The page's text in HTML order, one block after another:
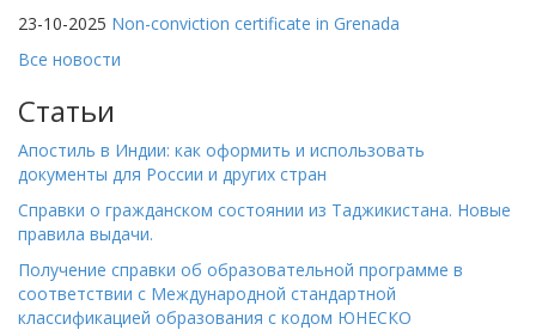
23-10-2025 Non-conviction certificate in Grenada
Все новости
Статьи
Апостиль в Индии: как оформить и использовать
документы для России и других стран
Справки о гражданском состоянии из Таджикистана. Новые
правила выдачи.
Получение справки об образовательной программе в
соответствии с Международной стандартной
классификацией образования с кодом ЮНЕСКО